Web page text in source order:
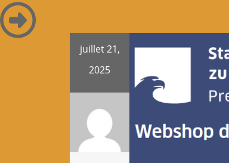
juillet 21,
2025